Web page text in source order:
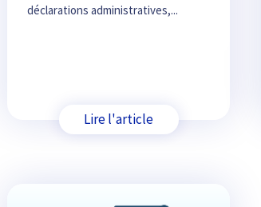
déclarations administratives,...
Lire l'article